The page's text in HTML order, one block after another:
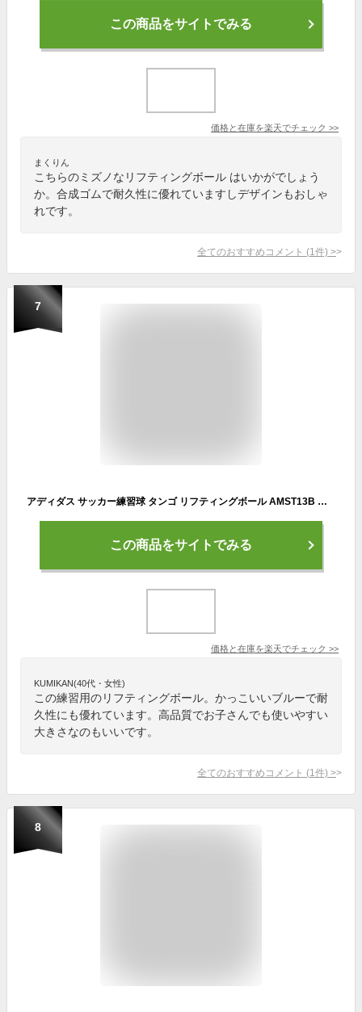
この商品をサイトでみる
価格と在庫を楽天でチェック >>
まくりん
こちらのミズノなリフティングボール はいかがでしょう
か。合成ゴムで耐久性に優れていますしデザインもおしゃ
れです。
全てのおすすめコメント (1 件) >
7
アディダス サッカー練習球 タンゴ リフティングボール AMST13B ブルー
この商品をサイトでみる
価格と在庫を楽天でチェック >>
KUMIKAN(40代・女性)
この練習用のリフティングボール。かっこいいブルーで耐
久性にも優れています。高品質でお子さんでも使いやすい
大きさなのもいいです。
全てのおすすめコメント (1 件) >
8